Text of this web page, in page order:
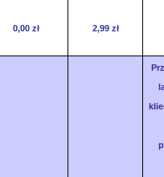
0,00 zł 2,99 zł